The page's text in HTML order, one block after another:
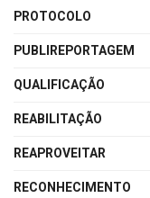
PROTOCOLO
PUBLIREPORTAGEM
QUALIFICAÇÃO
REABILITAÇÃO
REAPROVEITAR
RECONHECIMENTO